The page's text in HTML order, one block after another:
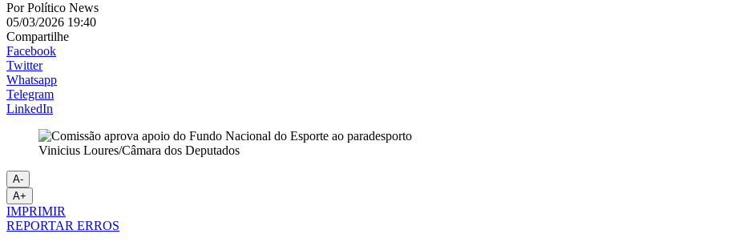
PorPolítico News
05/03/2026 19:40
Compartilhe
Facebook
Twitter
Whatsapp
Telegram
LinkedIn
Vinicius Loures/Câmara dos Deputados
A-
A+
IMPRIMIR
REPORTAR ERROS